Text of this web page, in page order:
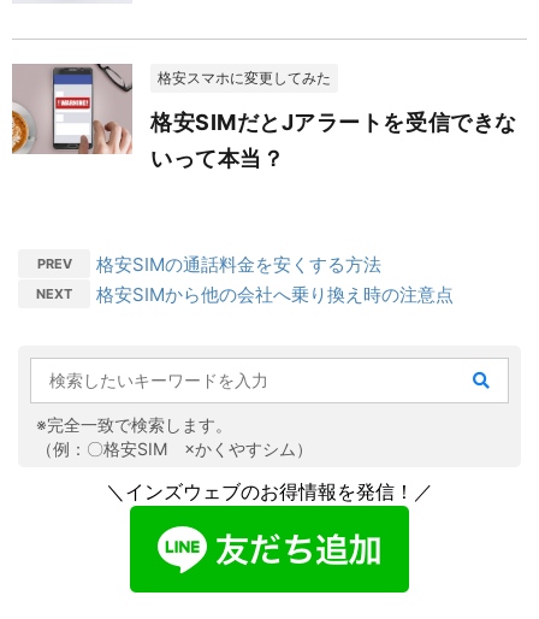
格安スマホに変更してみた
格安SIMだとJアラートを受信できな
いって本当？
PREV 格安SIMの通話料金を安くする方法
NEXT 格安SIMから他の会社へ乗り換え時の注意点
※完全一致で検索します。
（例：〇格安SIM ×かくやすシム）
＼インズウェブのお得情報を発信！／